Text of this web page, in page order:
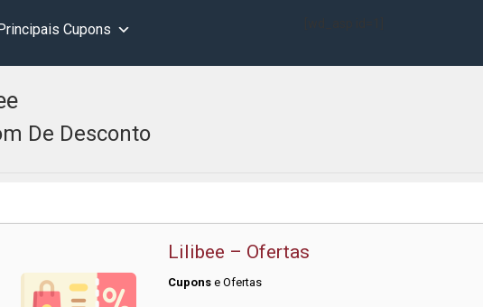
Cupons
De Desconto
Lilibee – Ofertas
Cupons e Ofertas